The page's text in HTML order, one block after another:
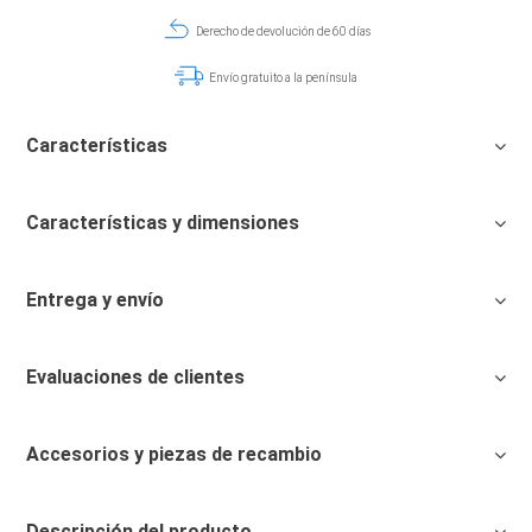
Derecho de devolución de 60 días
Envío gratuito a la península
Características
Características y dimensiones
Entrega y envío
Evaluaciones de clientes
Accesorios y piezas de recambio